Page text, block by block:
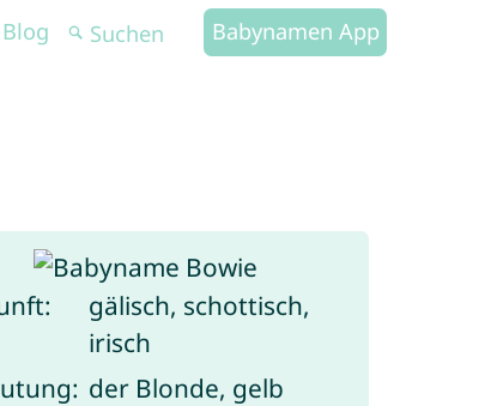
Blog Babynamen App
gälisch, schottisch,
irisch
der Blonde, gelb